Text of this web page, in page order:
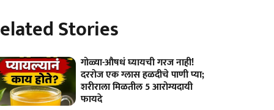
Stories
गोळ्या-औषधं घ्यायची गरज नाही!
दररोज एक ग्लास हळदीचे पाणी प्या;
शरीराला मिळतील 5 आरोग्यदायी
फायदे